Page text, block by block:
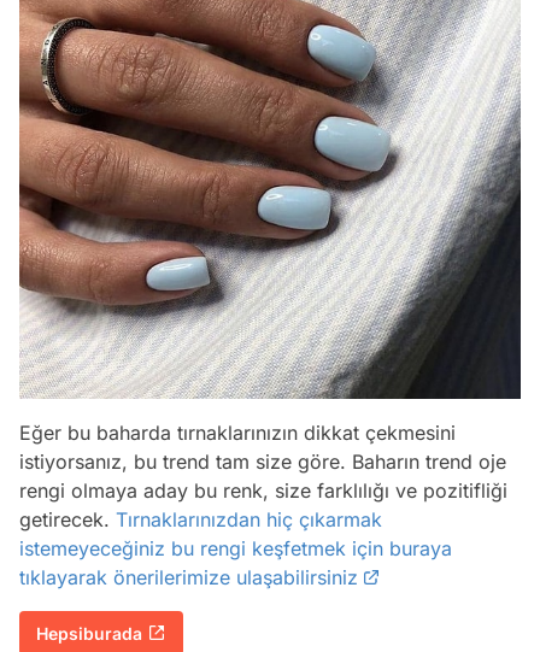
Eğer bu baharda tırnaklarınızın dikkat çekmesini
istiyorsanız, bu trend tam size göre. Baharın trend oje
rengi olmaya aday bu renk, size farklılığı ve pozitifliği
getirecek. Tırnaklarınızdan hiç çıkarmak
istemeyeceğiniz bu rengi keşfetmek için buraya
tıklayarak önerilerimize ulaşabilirsiniz
Hepsiburada